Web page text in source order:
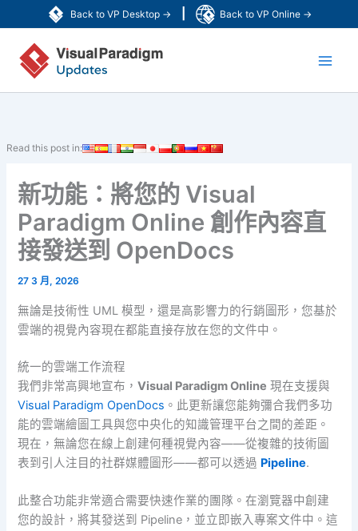
Back to VP Desktop → Back to VP Online →
至
Read this post in:
新功能：將您的 Visual
Paradigm Online 創作內容直
接發送到 OpenDocs
27 3 月, 2026
無論是技術性 UML 模型，還是高影響力的行銷圖形，您基於
雲端的視覺內容現在都能直接存放在您的文件中。
統一的雲端工作流程
我們非常高興地宣布，Visual Paradigm Online 現在支援與
Visual Paradigm OpenDocs 。此更新讓您能夠彌合我們多功
能的雲端繪圖工具與您中央化的知識管理平台之間的差距。
現在，無論您在線上創建何種視覺內容——從複雜的技術圖
表到引人注目的社群媒體圖形——都可以透過 Pipeline.
此整合功能非常適合需要快速作業的團隊。在瀏覽器中創建
您的設計，將其發送到 Pipeline，並立即嵌入專案文件中。這